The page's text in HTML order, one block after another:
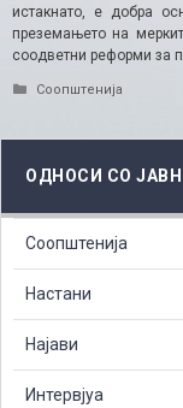
истакнато, е добра
преземањето на
соодветни реформи за
Categories
Соопштенија
ОДНОСИ СО
Соопштенија
Настани
Најави
Интервјуа